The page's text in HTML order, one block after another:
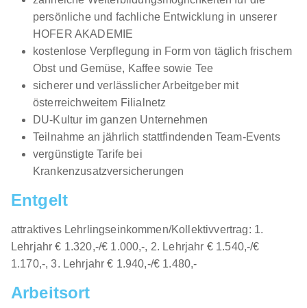
Lehre Future Customer Expert - Einzelhandel /
Schwerpunkt Telekommunikation (w/m/d) Wien
Magenta Telekom
01.08.2026
1030 Wien
persönliche und fachliche Entwicklung in unserer
HOFER AKADEMIE
kostenlose Verpflegung in Form von täglich frischem
Obst und Gemüse, Kaffee sowie Tee
sicherer und verlässlicher Arbeitgeber mit
österreichweitem Filialnetz
DU-Kultur im ganzen Unternehmen
Teilnahme an jährlich stattfindenden Team-Events
vergünstigte Tarife bei
Krankenzusatzversicherungen
Entgelt
attraktives Lehrlingseinkommen/Kollektivvertrag: 1.
Lehrjahr € 1.320,-/€ 1.000,-, 2. Lehrjahr € 1.540,-/€
1.170,-, 3. Lehrjahr € 1.940,-/€ 1.480,-
Arbeitsort